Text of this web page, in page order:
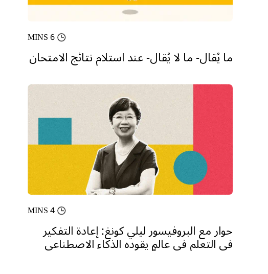
6 MINS
ما يُقال- ما لا يُقال- عند استلام نتائج الامتحان
4 MINS
حوار مع البروفيسور ليلي كونغ: إعادة التفكير
في التعلم في عالمٍ يقوده الذكاء الاصطناعي